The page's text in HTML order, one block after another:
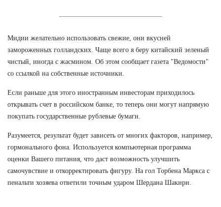
Мидии желательно использовать свежие, они вкусней
замороженных голландских. Чаще всего я беру китайский зеленый
чистый, иногда с жасмином. Об этом сообщает газета "Ведомости"
со ссылкой на собственные источники.
Если раньше для этого иностранным инвесторам приходилось
открывать счет в российском банке, то теперь они могут напрямую
покупать государственные рублевые бумаги.
Разумеется, результат будет зависеть от многих факторов, например,
гормонального фона. Используется компьютерная программа
оценки Вашего питания, что даст возможность улучшить
самочувствие и откорректировать фигуру. На гол Торбена Маркса с
пенальти хозяева ответили точным ударом Шердана Шакири.